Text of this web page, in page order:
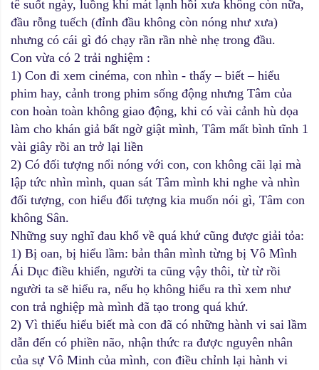
tê suốt ngày, luồng khí mát lạnh hồi xưa không còn nữa,
đầu rỗng tuếch (đỉnh đầu không còn nóng như xưa)
nhưng có cái gì đó chạy rần rần nhè nhẹ trong đầu.
Con vừa có 2 trải nghiệm :
1) Con đi xem cinéma, con nhìn - thấy – biết – hiểu
phim hay, cảnh trong phim sống động nhưng Tâm của
con hoàn toàn không giao động, khi có vài cảnh hù dọa
làm cho khán giả bất ngờ giật mình, Tâm mất bình tĩnh 1
vài giây rồi an trở lại liền
2) Có đối tượng nổi nóng với con, con không cãi lại mà
lập tức nhìn mình, quan sát Tâm mình khi nghe và nhìn
đối tượng, con hiểu đối tượng kia muốn nói gì, Tâm con
không Sân.
Những suy nghĩ đau khổ về quá khứ cũng được giải tỏa:
1) Bị oan, bị hiểu lầm: bản thân mình từng bị Vô Mình
Ái Dục điều khiển, người ta cũng vậy thôi, từ từ rồi
người ta sẽ hiểu ra, nếu họ không hiểu ra thì xem như
con trả nghiệp mà mình đã tạo trong quá khứ.
2) Vì thiếu hiểu biết mà con đã có những hành vi sai lầm
dẫn đến có phiền não, nhận thức ra được nguyên nhân
của sự Vô Minh của mình, con điều chỉnh lại hành vi